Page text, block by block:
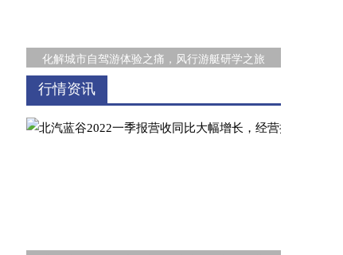
化解城市自驾游体验之痛，风行游艇研学之旅
行情资讯